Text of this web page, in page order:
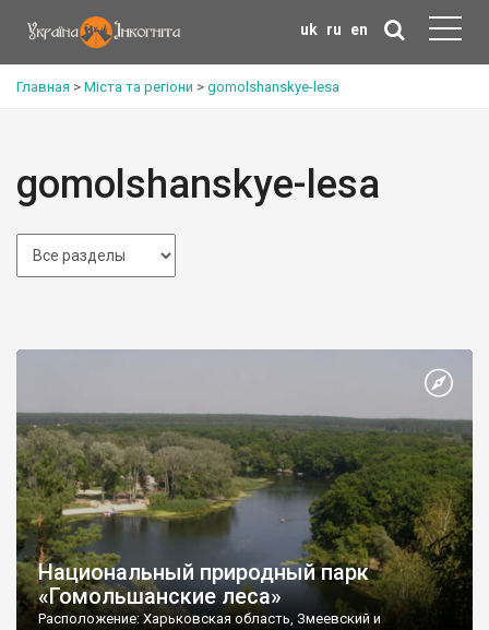
uk ru en
Главная > Міста та регіони > gomolshanskye-lesa
gomolshanskye-lesa
Национальный природный парк
«Гомольшанские леса»
Расположение: Харьковская область, Змеевский и